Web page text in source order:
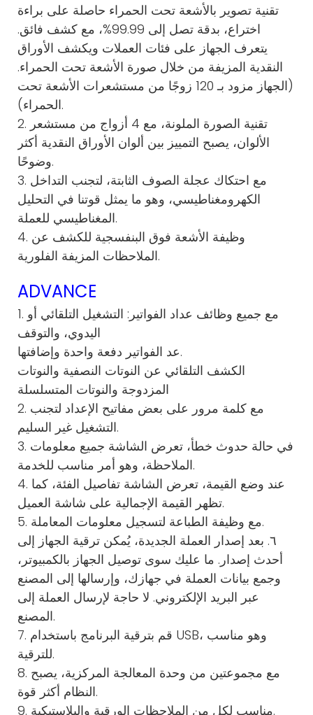
تقنية تصوير بالأشعة تحت الحمراء حاصلة على براءة
اختراع، بدقة تصل إلى 99.99%، مع كشف فائق.
يتعرف الجهاز على فئات العملات ويكشف الأوراق
النقدية المزيفة من خلال صورة الأشعة تحت الحمراء.
(الجهاز مزود بـ 120 زوجًا من مستشعرات الأشعة تحت
الحمراء).
2. تقنية الصورة الملونة، مع 4 أزواج من مستشعر
الألوان، يصبح التمييز بين ألوان الأوراق النقدية أكثر
وضوحًا.
3. مع احتكاك عجلة الصوف الثابتة، لتجنب التداخل
الكهرومغناطيسي، وهو ما يمثل قوتنا في التحليل
المغناطيسي للعملة.
4. وظيفة الأشعة فوق البنفسجية للكشف عن
الملاحظات المزيفة الفلورية.
ADVANCE
1. مع جميع وظائف عداد الفواتير: التشغيل التلقائي أو
اليدوي، والتوقف
عد الفواتير دفعة واحدة وإضافتها.
الكشف التلقائي عن النوتات النصفية والنوتات
المزدوجة والنوتات المتسلسلة
2. مع كلمة مرور على بعض مفاتيح الإعداد لتجنب
التشغيل غير السليم.
3. في حالة حدوث خطأ، تعرض الشاشة جميع معلومات
الملاحظة، وهو أمر مناسب للخدمة.
4. عند وضع القيمة، تعرض الشاشة تفاصيل الفئة، كما
تظهر القيمة الإجمالية على شاشة العميل.
5. مع وظيفة الطباعة لتسجيل معلومات المعاملة.
٦. بعد إصدار العملة الجديدة، يُمكن ترقية الجهاز إلى
أحدث إصدار. ما عليك سوى توصيل الجهاز بالكمبيوتر،
وجمع بيانات العملة في جهازك، وإرسالها إلى المصنع
عبر البريد الإلكتروني. لا حاجة لإرسال العملة إلى
المصنع.
7. قم بترقية البرنامج باستخدام USB، وهو مناسب
للترقية.
8. مع مجموعتين من وحدة المعالجة المركزية، يصبح
النظام أكثر قوة.
9. مناسب لكل من الملاحظات الورقية والبلاستيكية.